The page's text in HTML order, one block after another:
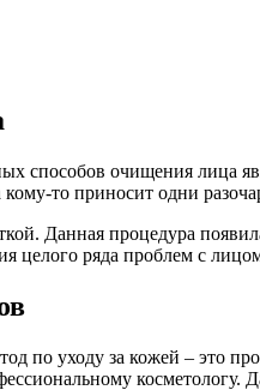
способов очищения лица
то приносит одни
Данная процедура
целого ряда проблем с
по уходу за кожей – это